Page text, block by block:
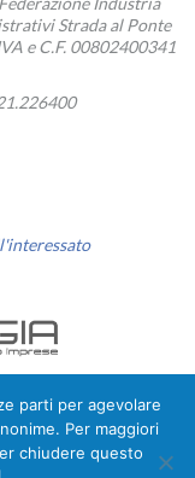
Strada al Ponte
e C.F. 00802400341
parti per agevolare
Per maggiori
chiudere questo